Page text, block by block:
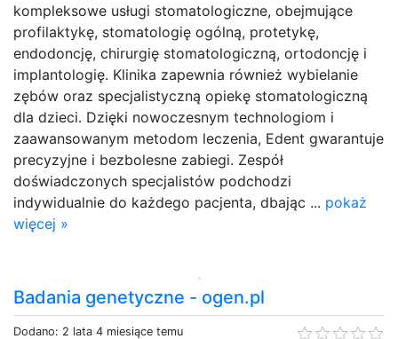
kompleksowe usługi stomatologiczne, obejmujące
profilaktykę, stomatologię ogólną, protetykę,
endodoncję, chirurgię stomatologiczną, ortodoncję i
implantologię. Klinika zapewnia również wybielanie
zębów oraz specjalistyczną opiekę stomatologiczną
dla dzieci. Dzięki nowoczesnym technologiom i
zaawansowanym metodom leczenia, Edent gwarantuje
precyzyjne i bezbolesne zabiegi. Zespół
doświadczonych specjalistów podchodzi
indywidualnie do każdego pacjenta, dbając ... pokaż
więcej »
Badania genetyczne - ogen.pl
Dodano: 2 lata 4 miesiące temu